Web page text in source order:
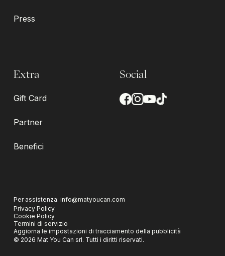
Press
Extra
Gift Card
Partner
Benefici
Social
Per assistenza: info@matyoucan.com
Privacy Policy
Cookie Policy
Termini di servizio
Aggiorna le impostazioni di tracciamento della pubblicità
© 2026 Mat You Can srl. Tutti i diritti riservati.